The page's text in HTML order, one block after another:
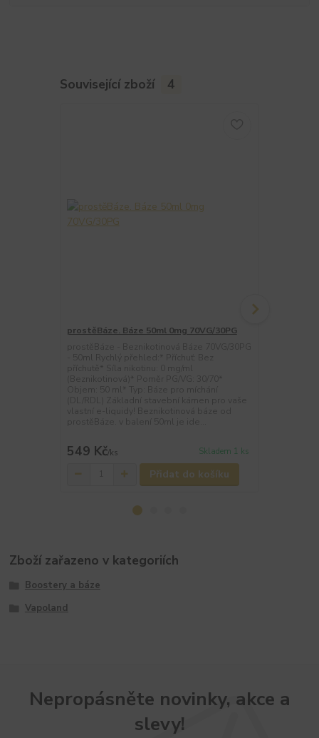
Související zboží 4
prostěBáze. Báze 50ml 0mg 70VG/30PG
549 Kč/ks Skladem 1 ks
Přidat do košíku
Zboží zařazeno v kategoriích
Boostery a báze
Vapoland
Nepropásněte novinky, akce a
slevy!